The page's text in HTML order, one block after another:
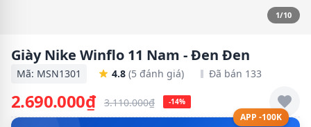
1/10
Giày Nike Winflo 11 Nam - Đen Đen
Mã: MSN1301 4.8 (5 đánh giá) Đã bán 133
2.690.000₫ 3.110.000₫ -14%
APP -100K